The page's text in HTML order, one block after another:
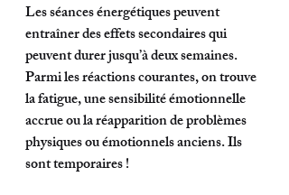
Les séances énergétiques peuvent
entraîner des effets secondaires qui
peuvent durer jusqu’à deux semaines.
Parmi les réactions courantes, on trouve
la fatigue, une sensibilité émotionnelle
accrue ou la réapparition de problèmes
physiques ou émotionnels anciens. Ils
sont temporaires !